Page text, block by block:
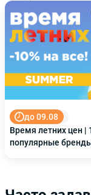
до 09.08
Время летних цен |
популярные